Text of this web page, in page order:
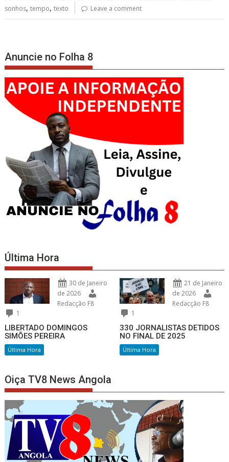
sonhos,tempo,texto Leave a comment
Anuncie no Folha 8
Última Hora
30 de Janeiro
de 2026
Redacção F8
1
LIBERTADO DOMINGOS
SIMÕES PEREIRA
Última Hora
21 de Janeiro
de 2026
Redacção F8
1
330 JORNALISTAS DETIDOS
NO FINAL DE 2025
Última Hora
Oiça TV8 News Angola